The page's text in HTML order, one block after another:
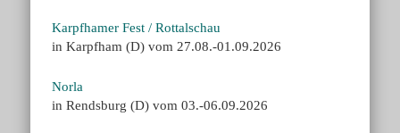
Karpfhamer Fest / Rottalschau
in Karpfham (D) vom 27.08.-01.09.2026
Norla
in Rendsburg (D) vom 03.-06.09.2026